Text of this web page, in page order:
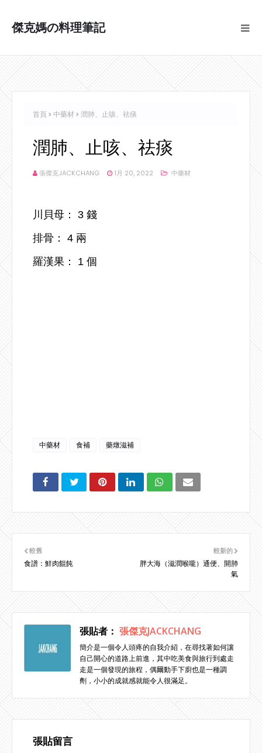
傑克媽の料理筆記
首頁 中藥材 潤肺、止咳、祛痰
潤肺、止咳、祛痰
張傑克JACKCHANG 1月 20, 2022 中藥材
川貝母： 3 錢
排骨： 4 兩
羅漢果： 1 個
中藥材 食補 藥燉滋補
較新的
胖大海（滋潤喉嚨）通便、開肺
氣
較舊
食譜：鮮肉餛飩
張貼者： 張傑克JACKCHANG
簡介是一個令人頭疼的自我介紹，在尋找著如何讓
自己開心的道路上前進，其中吃美食與旅行到處走
走是一個發現的旅程，偶爾動手下廚也是一種調
劑，小小的成就感就能令人很滿足。
張貼留言